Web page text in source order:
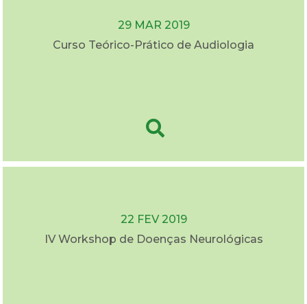
29 MAR 2019
Curso Teórico-Prático de Audiologia
22 FEV 2019
IV Workshop de Doenças Neurológicas